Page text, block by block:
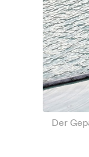
Der